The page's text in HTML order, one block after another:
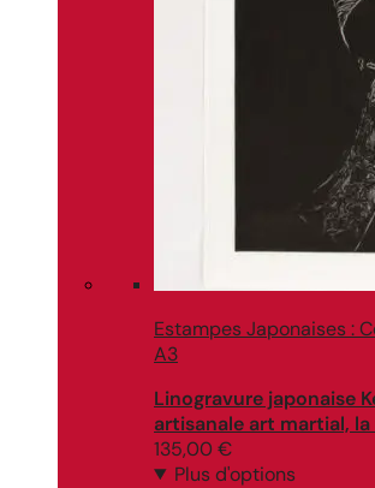
Estampes Japonaises :
A3
Linogravure japonaise
artisanale art martial,
135,00 €
Plus d'options